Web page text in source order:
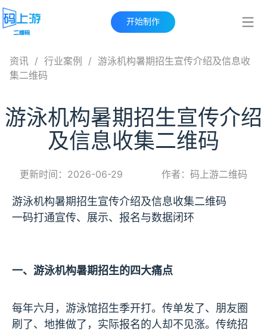
开始制作
资讯 / 行业案例 / 游泳机构暑期招生宣传介绍及信息收
集二维码
游泳机构暑期招生宣传介绍
及信息收集二维码
更新时间：2026-06-29 作者：码上游二维码
游泳机构暑期招生宣传介绍及信息收集二维码
一码打通宣传、展示、报名与数据闭环
一、游泳机构暑期招生的四大痛点
每年六月，游泳馆招生季开打。传单发了、朋友圈
刷了、地推做了，实际报名的人却不见涨。传统招